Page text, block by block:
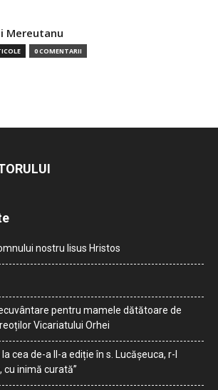
Mereutanu
0 COMENTARII
nostru Iisus Hristos
pentru mamele dătătoare de
Vicariatului Orhei
cea de-a II-a ediție în s. Lucășeuca, r-l
cu inimă curată”